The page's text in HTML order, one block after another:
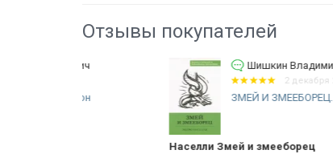
Отзывы покупателей
Шишкин Владимир Евгеньевич
2 декабря 2025 17:02
ЗМЕЙ И ЗМЕЕБОРЕЦ. Энди Населли
Населли Змей и змееборец